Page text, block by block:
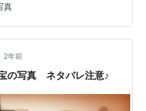
の写真更新 遊び方 豆知識
枚目 ３枚目 ４枚目 ５枚目 ６
１０枚目 おわりに ◆◆◆◆
」掘ります。フレンドとワ
たり サーバー０１などで持…
真
2年前
の写真 ネタバレ注意♪